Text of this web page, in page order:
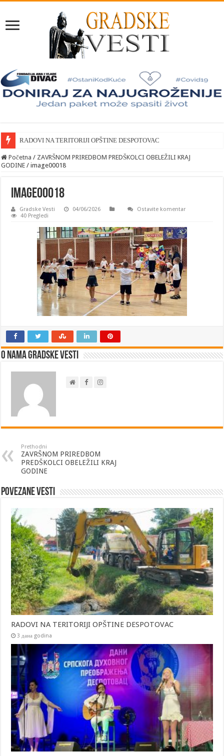
RADOVI NA TERITORIJI OPŠTINE DESPOTOVAC
Početna / ZAVRŠNOM PRIREDBOM PREDŠKOLCI OBELEŽILI KRAJ
GODINE / image00018
image00018
Gradske Vesti 04/06/2026
Ostavite komentar
40 Pregledi
O nama Gradske Vesti
Prethodni
ZAVRŠNOM PRIREDBOM
PREDŠKOLCI OBELEŽILI KRAJ
GODINE
Povezane vesti
RADOVI NA TERITORIJI OPŠTINE DESPOTOVAC
3 дана godina